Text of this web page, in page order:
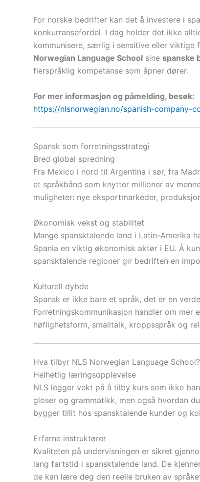
For norske bedrifter kan det å investere i
konkurransefordel. I dag holder det ikke
kommunisere, særlig i sensitive eller viktige
Norwegian Language School sine spanske
flerspråklig kompetanse som åpner dører.
For mer informasjon og påmelding, besøk:
https://nlsnorwegian.no/spanish-company-
Spansk som forretningsstrategi
Bred global spredning
Fra Mexico i nord til Argentina i sør, fra
et språkbånd som knytter millioner av
muligheter: nye eksportmarkeder,
Økonomisk vekst og stabilitet
Mange spansktalende land i Latin-Amerika
Spania en viktig økonomisk aktør i EU. Å
spansktalende regioner gir bedriften en
Kulturell dybde
Spansk er ikke bare et språk, det er en
Forretningskommunikasjon handler om mer
høflighetsform, smalltalk, kroppsspråk og
Hva tilbyr NLS Norwegian Language School?
Helhetlig læringsopplevelse
NLS legger vekt på å tilby kurs som ikke
gloser og grammatikk, men også hvordan
bygger tillit hos spansktalende kunder og
Erfarne instruktører
Kvaliteten på undervisningen er sikret
lang fartstid i spansktalende land. De
de kan lære deg den reelle bruken av